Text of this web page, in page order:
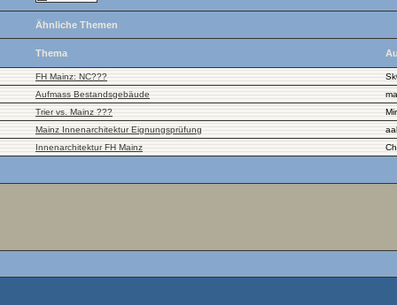
Ähnliche Themen
Thema
FH Mainz: NC???
Aufmass Bestandsgebäude
Trier vs. Mainz ???
Mainz Innenarchitektur Eignungsprüfung
Innenarchitektur FH Mainz